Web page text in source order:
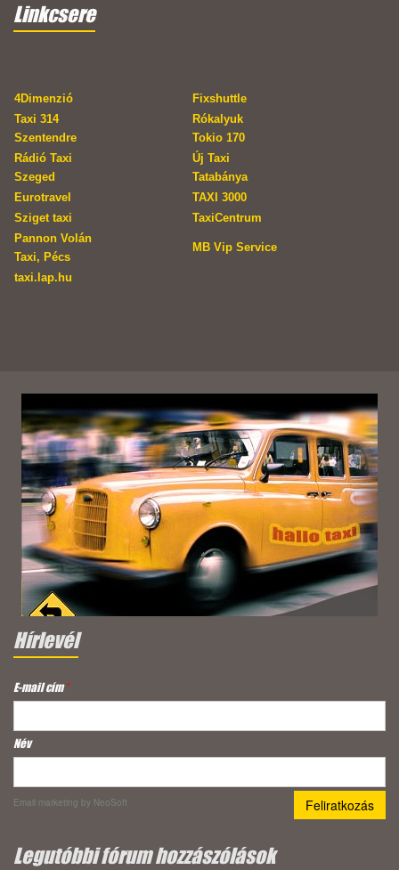
Linkcsere
4Dimenzió
Fixshuttle
Taxi 314
Szentendre
Rókalyuk
Tokio 170
Rádió Taxi
Szeged
Új Taxi
Tatabánya
Eurotravel
TAXI 3000
Sziget taxi
TaxiCentrum
Pannon Volán
Taxi, Pécs
MB Vip Service
taxi.lap.hu
Hírlevél
E-mail cím*
Név
Email marketing by NeoSoft
Legutóbbi fórum hozzászólások